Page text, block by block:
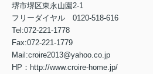
堺市堺区東永山園2-1
フリーダイヤル 0120-518-616
Tel:072-221-1778
Fax:072-221-1779
Mail:croire2013@yahoo.co.jp
HP：http://www.croire-home.jp/